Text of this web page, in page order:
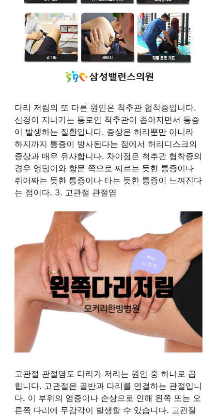
다리 저림의 또 다른 원인은 척추관 협착증입니다.
신경이 지나가는 통로인 척추관이 좁아지면서 통증
이 발생하는 질환입니다. 증상은 허리뿐만 아니라
하지까지 통증이 방사된다는 점에서 허리디스크의
증상과 매우 유사합니다. 차이점은 척추관 협착증의
경우 엉덩이와 항문 쪽으로 찌르는 듯한 통증이나
쥐어짜는 듯한 통증이나 타는 듯한 통증이 느껴진다
는 점이다. 3. 고관절 관절염
고관절 관절염도 다리가 저리는 원인 중 하나로 꼽
힙니다. 고관절은 골반과 다리를 연결하는 관절입니
다. 이 부위의 염증이나 손상으로 인해 왼쪽 또는 오
른쪽 다리에 무감각이 발생할 수 있습니다. 고관절